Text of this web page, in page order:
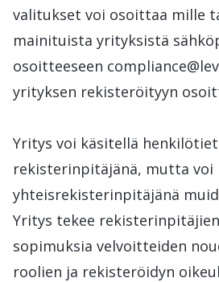
valitukset voi osoittaa mille
mainituista yrityksistä
osoitteeseen
yrityksen rekisteröityyn
Yritys voi käsitellä
rekisterinpitäjänä, mutta voi
yhteisrekisterinpitäjänä
Yritys tekee
sopimuksia velvoitteiden
roolien ja rekisteröidyn